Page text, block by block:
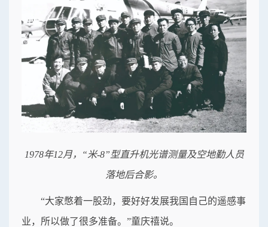
1978年12月，“米-8”型直升机光谱测量及空地勤人员
落地后合影。
“大家憋着一股劲，要好好发展我国自己的遥感事
业，所以做了很多准备。”童庆禧说。